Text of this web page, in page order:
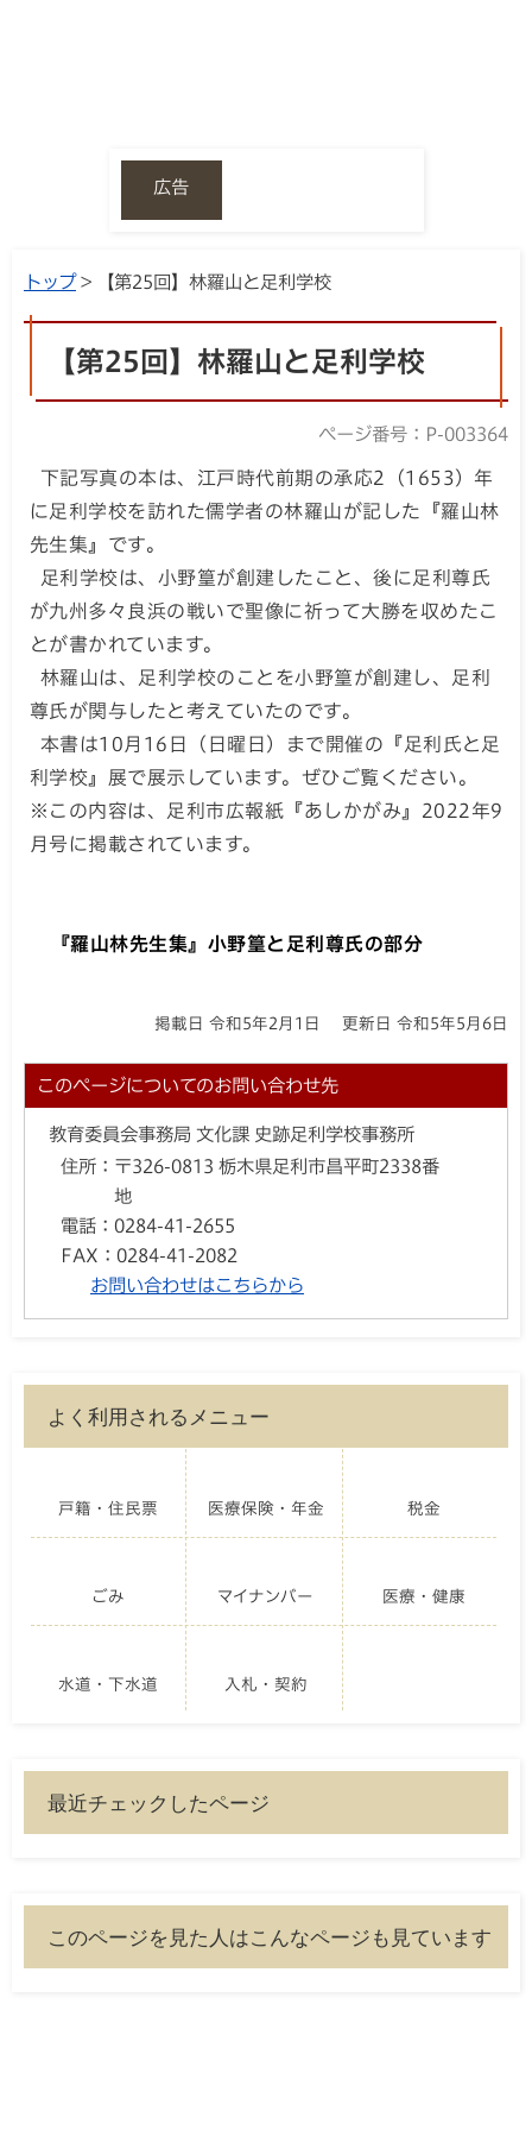
広告
トップ> 【第25回】林羅山と足利学校
【第25回】林羅山と足利学校
ページ番号：P-003364
下記写真の本は、江戸時代前期の承応2（1653）年
に足利学校を訪れた儒学者の林羅山が記した『羅山林
先生集』です。
足利学校は、小野篁が創建したこと、後に足利尊氏
が九州多々良浜の戦いで聖像に祈って大勝を収めたこ
とが書かれています。
林羅山は、足利学校のことを小野篁が創建し、足利
尊氏が関与したと考えていたのです。
本書は10月16日（日曜日）まで開催の『足利氏と足
利学校』展で展示しています。ぜひご覧ください。
※この内容は、足利市広報紙『あしかがみ』2022年9
月号に掲載されています。
『羅山林先生集』小野篁と足利尊氏の部分
掲載日 令和5年2月1日 更新日 令和5年5月6日
このページについてのお問い合わせ先
教育委員会事務局 文化課 史跡足利学校事務所
住所： 〒326-0813 栃木県足利市昌平町2338番
地
電話： 0284-41-2655
FAX： 0284-41-2082
お問い合わせはこちらから
よく利用されるメニュー
戸籍・住民票 医療保険・年金 税金
ごみ マイナンバー 医療・健康
水道・下水道 入札・契約
最近チェックしたページ
このページを見た人はこんなページも見ています